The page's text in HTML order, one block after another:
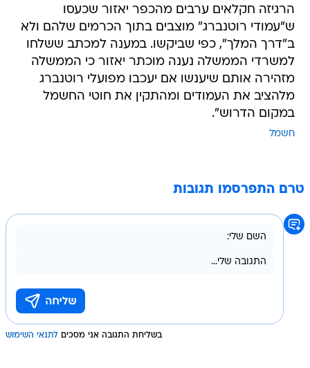
הרגיזה חקלאים ערבים מהכפר יאזור שכעסו
ש"עמודי רוטנברג" מוצבים בתוך הכרמים שלהם ולא
ב"דרך המלך", כפי שביקשו. במענה למכתב ששלחו
למשרדי הממשלה נענה מוכתר יאזור כי הממשלה
מזהירה אותם שיענשו אם יעכבו מפועלי רוטנברג
מלהציב את העמודים ומהתקין את חוטי החשמל
במקום הדרוש".
חשמל
טרם התפרסמו תגובות
בשליחת התגובה אני מסכים לתנאי השימוש